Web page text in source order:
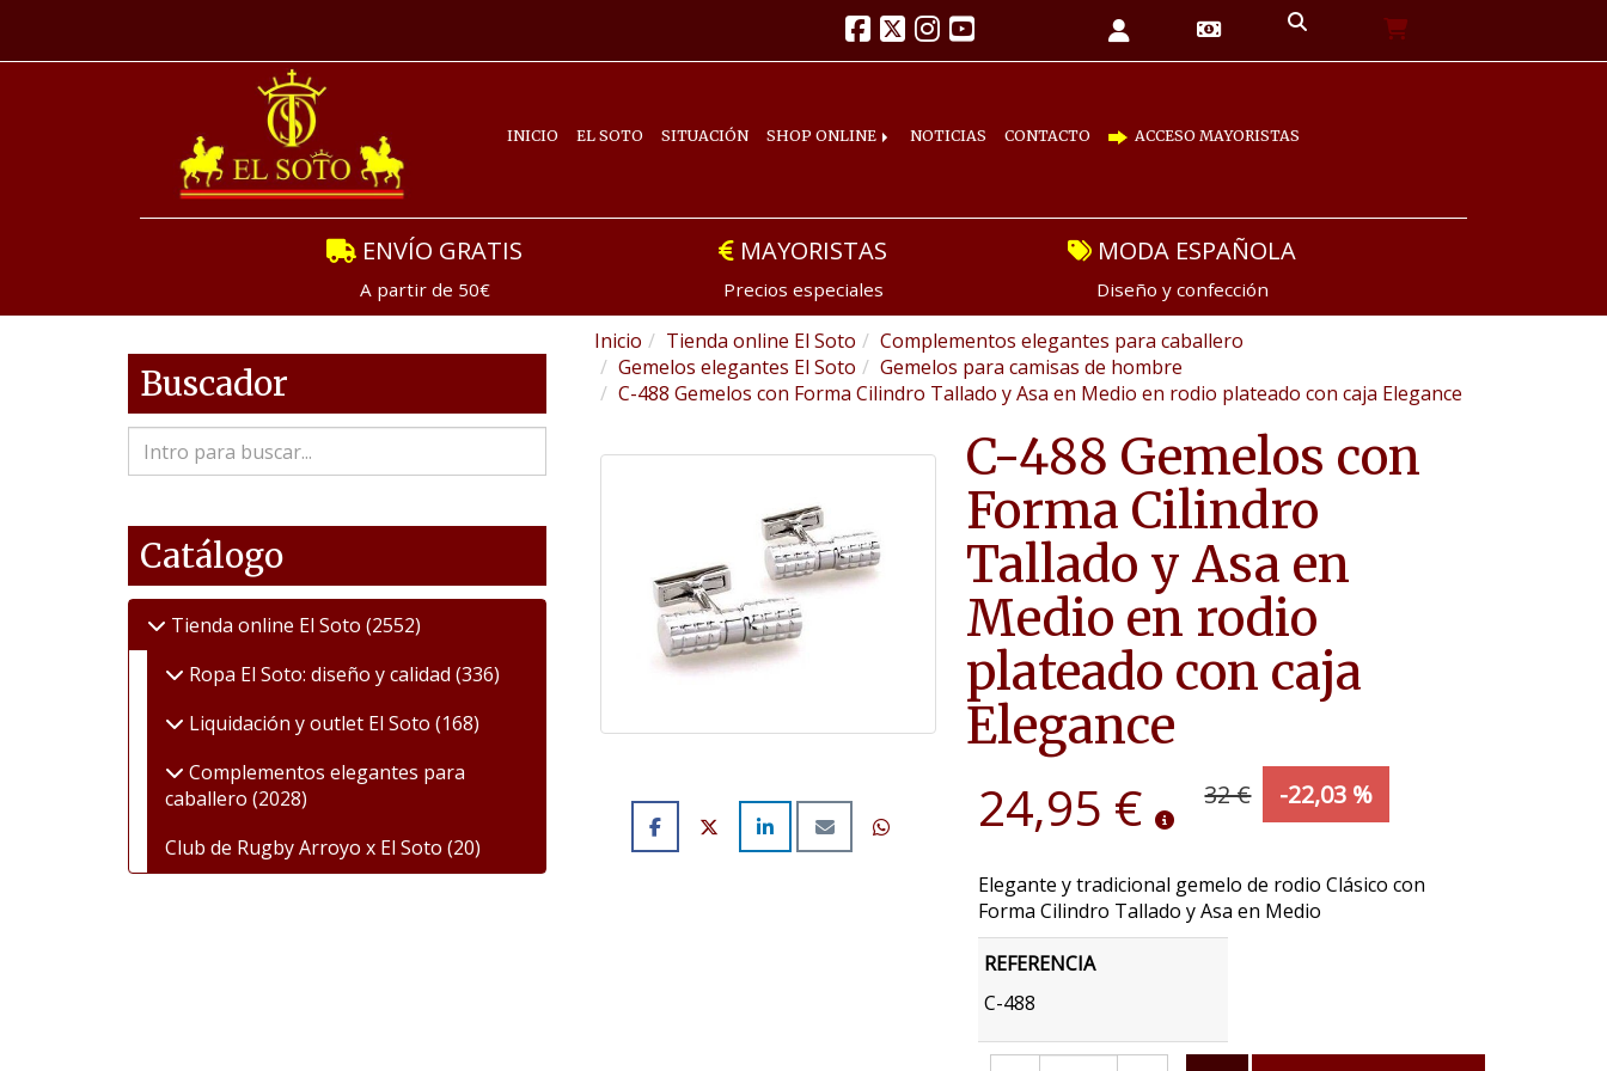
INICIO EL SOTO SITUACIÓN SHOP ONLINE NOTICIAS CONTACTO ACCESO MAYORISTAS
ENVÍO GRATIS
A partir de 50€
MAYORISTAS
Precios especiales
MODA ESPAÑOLA
Diseño y confección
Inicio Tienda online El Soto
Complementos elegantes para caballero
Gemelos elegantes El Soto
Gemelos para camisas de hombre
C-488 Gemelos con Forma Cilindro Tallado y Asa en Medio en rodio plateado con caja Elegance
C-488 Gemelos con
Forma Cilindro
Tallado y Asa en
Medio en rodio
plateado con caja
Elegance
24,95 € 32 € -22,03 %
Elegante y tradicional gemelo de rodio Clásico con
Forma Cilindro Tallado y Asa en Medio
REFERENCIA
C-488
Buscador
Catálogo
Tienda online El Soto (2552)
Ropa El Soto: diseño y calidad (336)
Liquidación y outlet El Soto (168)
Complementos elegantes para
caballero (2028)
Club de Rugby Arroyo x El Soto (20)